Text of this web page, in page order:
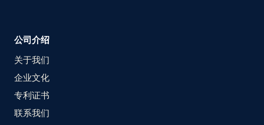
公司介绍
关于我们
企业文化
专利证书
联系我们